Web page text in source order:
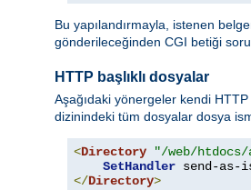
Bu yapılandırmayla, istenen
gönderileceğinden CGI betiği
HTTP başlıklı dosyalar
Aşağıdaki yönergeler kendi HTTP
dizinindeki tüm dosyalar dosya
<Directory "/web/
SetHandler
</Directory>